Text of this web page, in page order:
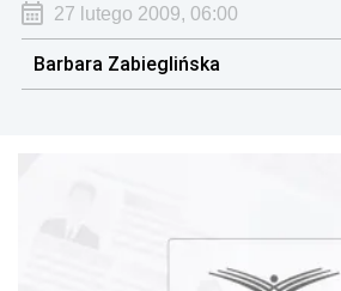
27 lutego 2009, 06:00
Barbara Zabieglińska